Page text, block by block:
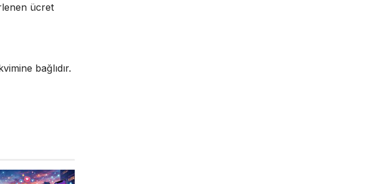
ücret
bağlıdır.